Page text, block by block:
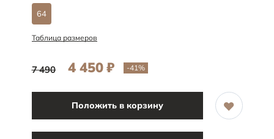
64
Таблица размеров
7 490 4 450₽ -41%
Положить в корзину